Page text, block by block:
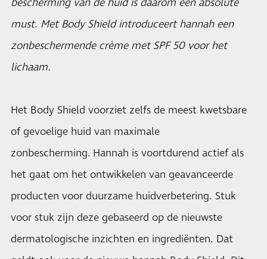
bescherming van de huid is daarom een absolute
must. Met Body Shield introduceert hannah een
zonbeschermende crème met SPF 50 voor het
lichaam.
Het Body Shield voorziet zelfs de meest kwetsbare
of gevoelige huid van maximale
zonbescherming. Hannah is voortdurend actief als
het gaat om het ontwikkelen van geavanceerde
producten voor duurzame huidverbetering. Stuk
voor stuk zijn deze gebaseerd op de nieuwste
dermatologische inzichten en ingrediënten. Dat